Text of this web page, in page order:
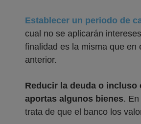
Establecer un periodo de
cual no se aplicarán
finalidad es la misma que en
anterior.
Reducir la deuda o incluso
aportas algunos bienes.
trata de que el banco los